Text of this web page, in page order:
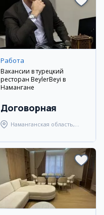
Работа
Вакансии в турецкий
ресторан BeylerBeyi в
Намангане
Договорная
Наманганская область,